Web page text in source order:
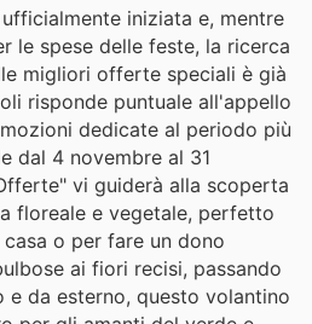
iniziata e, mentre
le spese delle feste, la ricerca
migliori offerte speciali è già
risponde puntuale all'appello
dedicate al periodo più
dal 4 novembre al 31
vi guiderà alla scoperta
floreale e vegetale, perfetto
o per fare un dono
ai fiori recisi, passando
e da esterno, questo volantino